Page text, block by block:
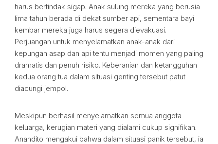
harus bertindak sigap. Anak sulung mereka yang berusia
lima tahun berada di dekat sumber api, sementara bayi
kembar mereka juga harus segera dievakuasi.
Perjuangan untuk menyelamatkan anak-anak dari
kepungan asap dan api tentu menjadi momen yang paling
dramatis dan penuh risiko. Keberanian dan ketangguhan
kedua orang tua dalam situasi genting tersebut patut
diacungi jempol.
Meskipun berhasil menyelamatkan semua anggota
keluarga, kerugian materi yang dialami cukup signifikan.
Anandito mengakui bahwa dalam situasi panik tersebut, ia